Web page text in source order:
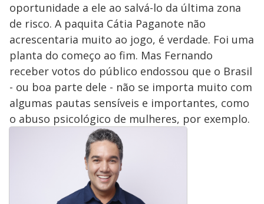
oportunidade a ele ao salvá-lo da última zona
de risco. A paquita Cátia Paganote não
acrescentaria muito ao jogo, é verdade. Foi uma
planta do começo ao fim. Mas Fernando
receber votos do público endossou que o Brasil
- ou boa parte dele - não se importa muito com
algumas pautas sensíveis e importantes, como
o abuso psicológico de mulheres, por exemplo.